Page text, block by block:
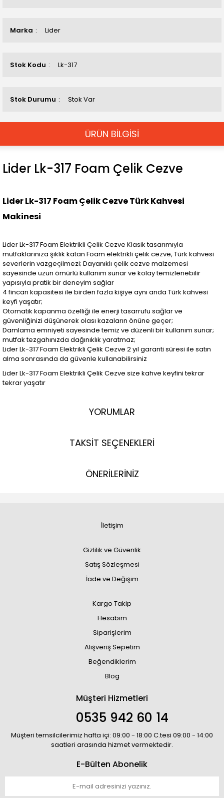
Marka Lider
Stok Kodu Lk-317
Stok Durumu Stok Var
ÜRÜN BİLGİSİ
Lider Lk-317 Foam Çelik Cezve
Lider Lk-317 Foam Çelik Cezve Türk Kahvesi
Makinesi
Lider Lk-317 Foam Elektrikli Çelik Cezve Klasik tasarımıyla
mutfaklarınıza şıklık katan Foam elektrikli çelik cezve, Türk kahvesi
severlerin vazgeçilmezi; Dayanıklı çelik cezve malzemesi
sayesinde uzun ömürlü kullanım sunar ve kolay temizlenebilir
yapısıyla pratik bir deneyim sağlar
4 fincan kapasitesi ile birden fazla kişiye aynı anda Türk kahvesi
keyfi yaşatır;
Otomatik kapanma özelliği ile enerji tasarrufu sağlar ve
güvenliğinizi düşünerek olası kazaların önüne geçer;
Damlama emniyeti sayesinde temiz ve düzenli bir kullanım sunar;
mutfak tezgahınızda dağınıklık yaratmaz;
Lider Lk-317 Foam Elektrikli Çelik Cezve 2 yıl garanti süresi ile satın
alma sonrasında da güvenle kullanabilirsiniz
Lider Lk-317 Foam Elektrikli Çelik Cezve size kahve keyfini tekrar
tekrar yaşatır
YORUMLAR
TAKSİT SEÇENEKLERİ
ÖNERİLERİNİZ
İletişim
Gizlilik ve Güvenlik
Satış Sözleşmesi
İade ve Değişim
Kargo Takip
Hesabım
Siparişlerim
Alışveriş Sepetim
Beğendiklerim
Blog
Müşteri Hizmetleri
0535 942 60 14
Müşteri temsilcilerimiz hafta içi: 09:00 - 18:00 C.tesi 09:00 - 14:00
saatleri arasında hizmet vermektedir.
E-Bülten Abonelik